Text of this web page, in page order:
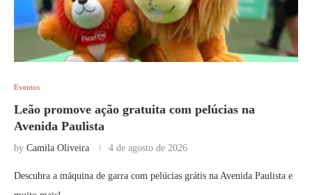
Eventos
Leão promove ação gratuita com pelúcias na
Avenida Paulista
by Camila Oliveira 4 de agosto de 2026
Descubra a máquina de garra com pelúcias grátis na Avenida Paulista e